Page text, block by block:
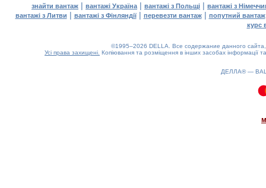
знайти вантаж | вантажі Україна | вантажі з Польщі | вантажі з
вантажі з Литви | вантажі з Фінляндії| перевезти вантаж| попутний вантаж
курс
©1995–2026 DELLA. Все содержание данного
Усі права захищені. Копіювання та розміщення в інших засобах інформації
ДЕЛЛА® —